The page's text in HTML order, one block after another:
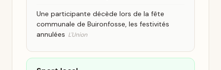
Une participante décède lors de la fête
communale de Buironfosse, les festivités
annulées L'Union